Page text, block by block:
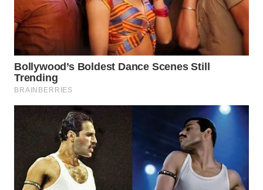
WN
SOLO
WN
BOROBUDUR
SURABAYA
WN